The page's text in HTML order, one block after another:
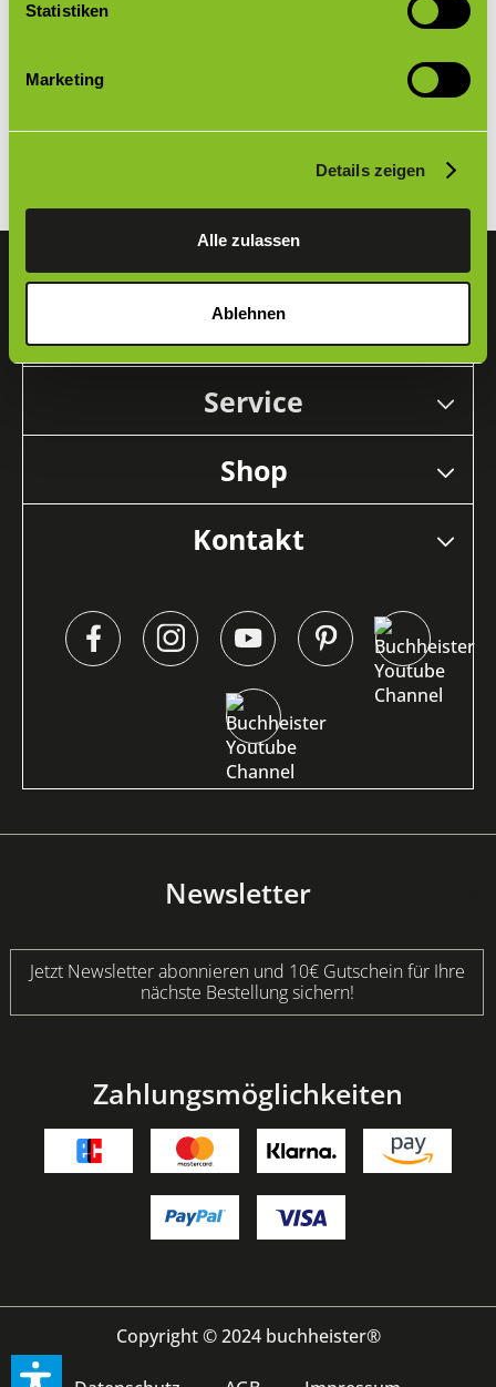
Statistiken
Marketing
Details zeigen
Alle zulassen
Ablehnen
Nutzen Sie unser Kontaktformular um uns Ihre Frage
zum Kontaktformular
Service
Shop
Kontakt
Newsletter
Jetzt Newsletter abonnieren und 10€ Gutschein für Ihre
nächste Bestellung sichern!
Zahlungsmöglichkeiten
Copyright © 2024 buchheister®